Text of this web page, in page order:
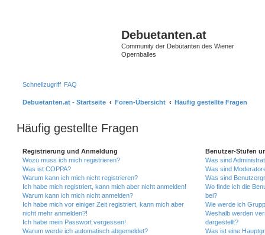
Debuetanten.at
Community der Debütanten des Wiener
Opernballes
Schnellzugriff FAQ
Debuetanten.at - Startseite Foren-Übersicht Häufig gestellte Fragen
Häufig gestellte Fragen
Registrierung und Anmeldung
Wozu muss ich mich registrieren?
Was ist COPPA?
Warum kann ich mich nicht registrieren?
Ich habe mich registriert, kann mich aber nicht anmelden!
Warum kann ich mich nicht anmelden?
Ich habe mich vor einiger Zeit registriert, kann mich aber
nicht mehr anmelden?!
Ich habe mein Passwort vergessen!
Warum werde ich automatisch abgemeldet?
Benutzer-Stufen
Was sind
Was sind
Was sind
Wo finde ich die
bei?
Wie werde ich
Weshalb werden
dargestellt?
Was ist eine